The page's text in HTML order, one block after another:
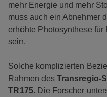
mehr Energie und mehr
muss auch ein Abnehmer
erhöhte Photosynthese für
sein.
Solche komplizierten
Rahmen des Transregio-
TR175. Die Forscher